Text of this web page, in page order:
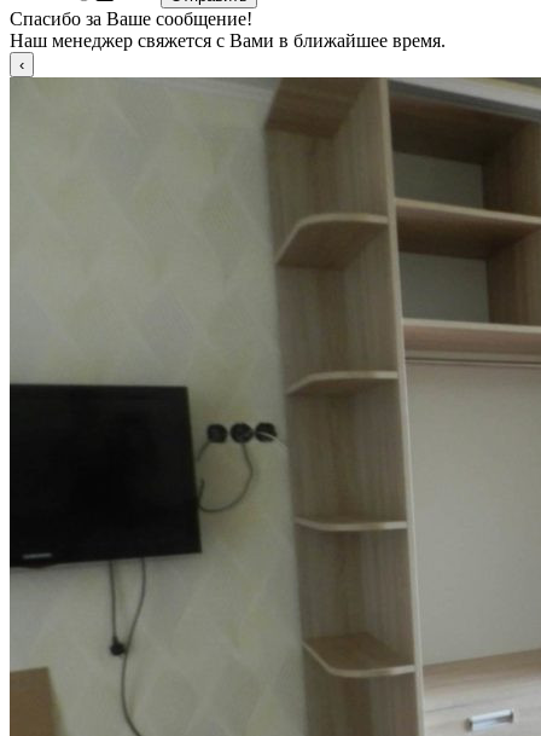
Спасибо за Ваше сообщение!
Наш менеджер свяжется с Вами в ближайшее время.